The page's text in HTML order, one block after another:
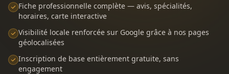
Fiche professionnelle complète — avis, spécialités,
horaires, carte interactive
Visibilité locale renforcée sur Google grâce à nos pages
géolocalisées
Inscription de base entièrement gratuite, sans
engagement